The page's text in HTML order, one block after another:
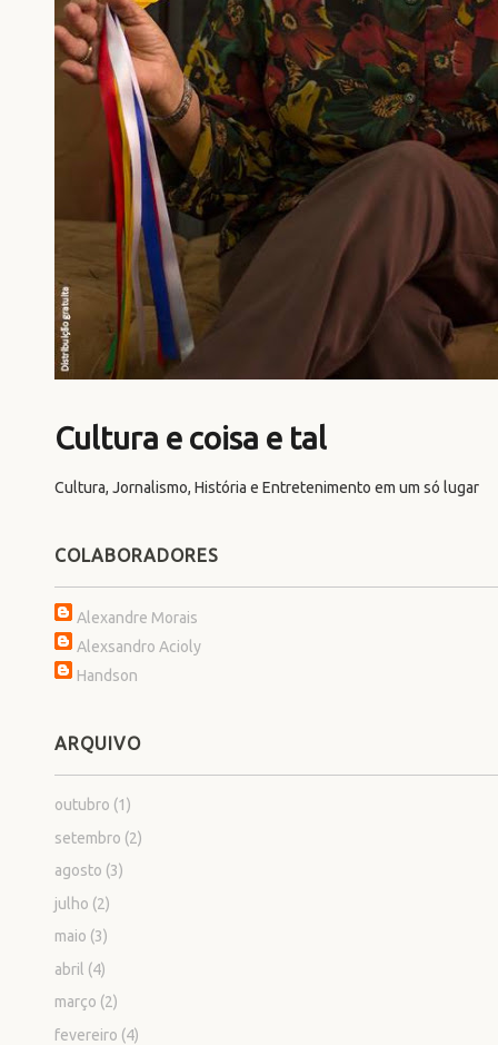
Cultura e coisa e tal
Cultura, Jornalismo, História e Entretenimento em um só lugar
COLABORADORES
Alexandre Morais
Alexsandro Acioly
Handson
ARQUIVO
outubro (1)
setembro (2)
agosto (3)
julho (2)
maio (3)
abril (4)
março (2)
fevereiro (4)